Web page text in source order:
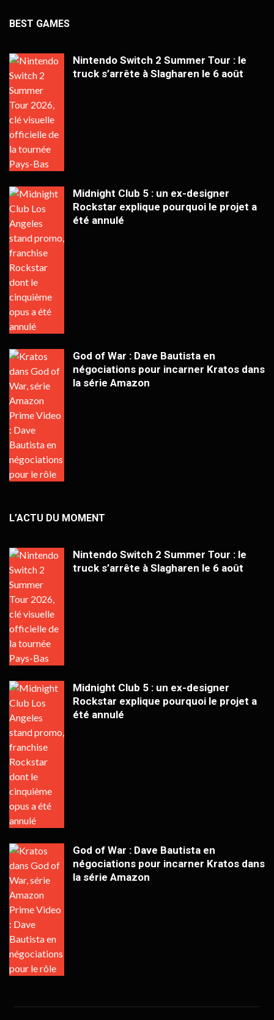
BEST GAMES
Nintendo Switch 2 Summer Tour : le
truck s’arrête à Slagharen le 6 août
Midnight Club 5 : un ex-designer
Rockstar explique pourquoi le projet a
été annulé
God of War : Dave Bautista en
négociations pour incarner Kratos dans
la série Amazon
L’ACTU DU MOMENT
Nintendo Switch 2 Summer Tour : le
truck s’arrête à Slagharen le 6 août
Midnight Club 5 : un ex-designer
Rockstar explique pourquoi le projet a
été annulé
God of War : Dave Bautista en
négociations pour incarner Kratos dans
la série Amazon